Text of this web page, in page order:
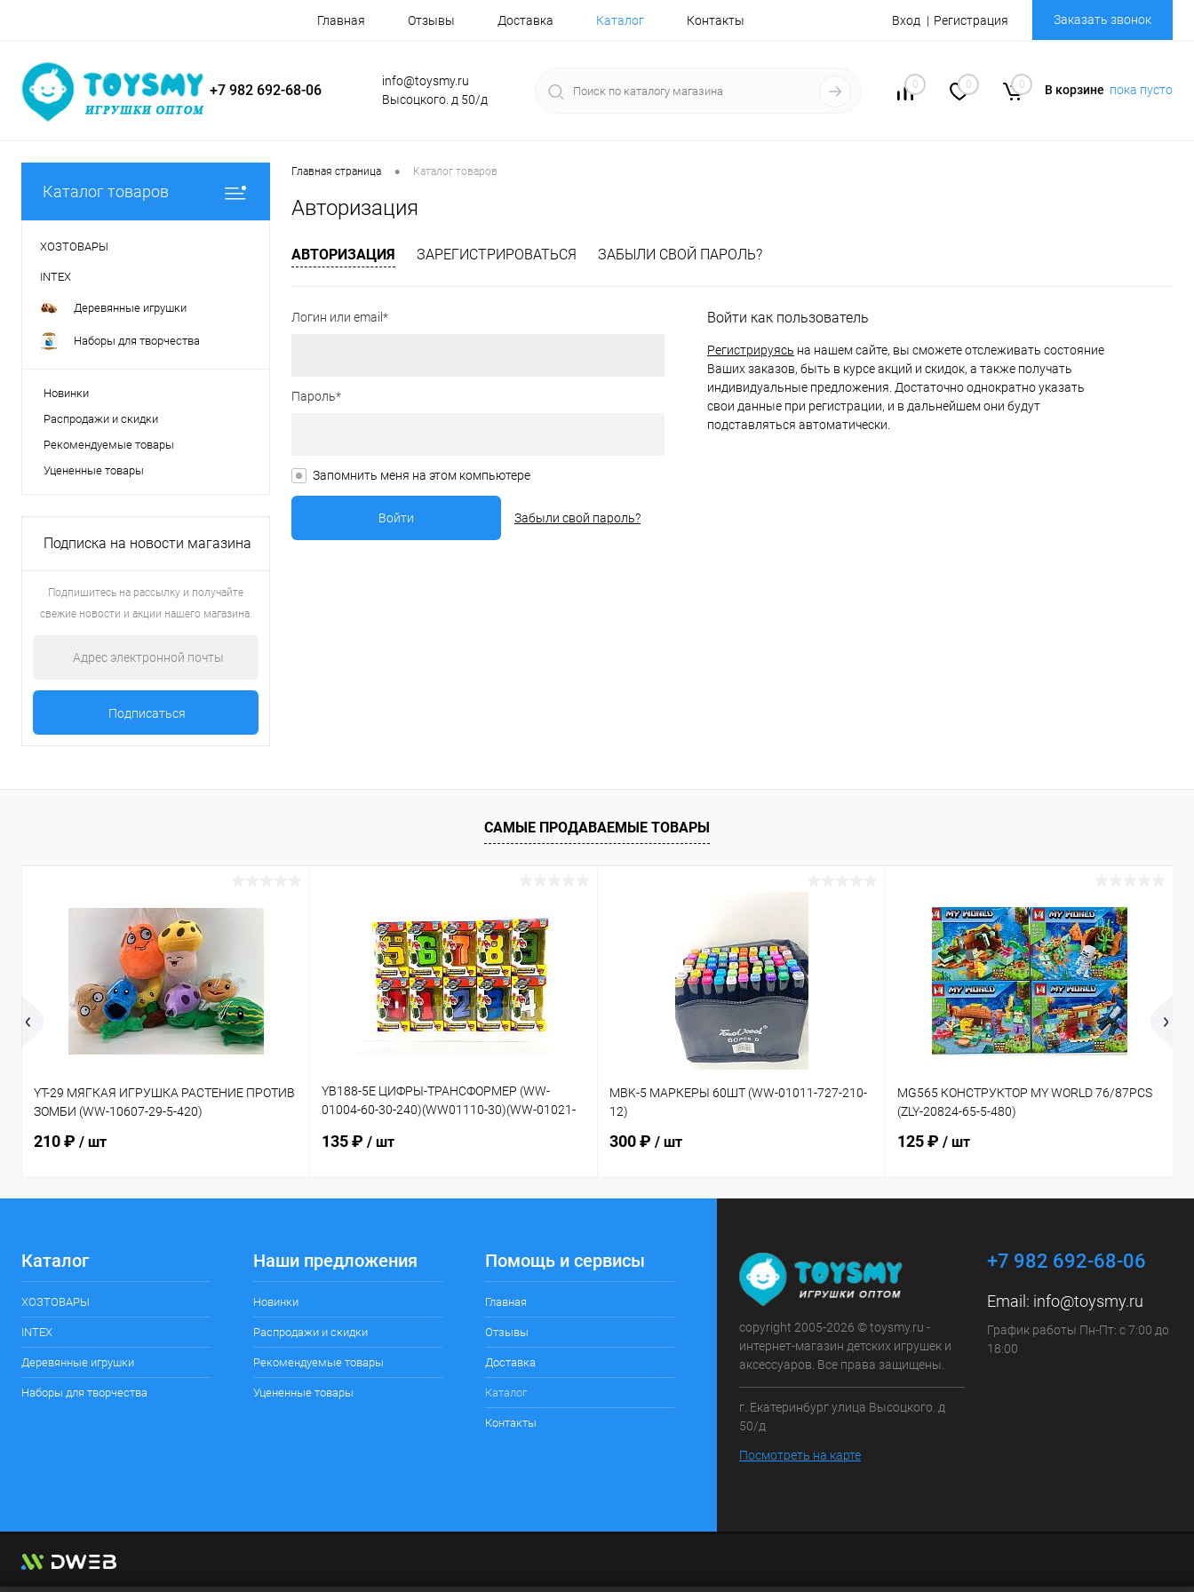
Главная Отзывы Доставка Каталог Контакты Вход Регистрация Заказать звонок
+7 982 692-68-06
info@toysmy.ru
Высоцкого. д 50/д
0 0 0 В корзине пока пусто
Каталог товаров
ХОЗТОВАРЫ
INTEX
Деревянные игрушки
Наборы для творчества
Новинки
Распродажи и скидки
Рекомендуемые товары
Уцененные товары
Подписка на новости магазина
Подпишитесь на рассылку и получайте
свежие новости и акции нашего магазина.
Главная страница • Каталог товаров
Авторизация
АВТОРИЗАЦИЯ ЗАРЕГИСТРИРОВАТЬСЯ ЗАБЫЛИ СВОЙ ПАРОЛЬ?
Логин или email*
Пароль*
Запомнить меня на этом компьютере
Забыли свой пароль?
Войти как пользователь
Регистрируясь на нашем сайте, вы сможете отслеживать состояние
Ваших заказов, быть в курсе акций и скидок, а также получать
индивидуальные предложения. Достаточно однократно указать
свои данные при регистрации, и в дальнейшем они будут
подставляться автоматически.
САМЫЕ ПРОДАВАЕМЫЕ ТОВАРЫ
YT-29 МЯГКАЯ ИГРУШКА РАСТЕНИЕ ПРОТИВ
ЗОМБИ (WW-10607-29-5-420)
210 ₽ / шт
YB188-5E ЦИФРЫ-ТРАНСФОРМЕР (WW-
01004-60-30-240)(WW01110-30)(WW-01021-
135 ₽ / шт
MBK-5 МАРКЕРЫ 60ШТ (WW-01011-727-210-
12)
300 ₽ / шт
MG565 КОНСТРУКТОР MY WORLD 76/87PCS
(ZLY-20824-65-5-480)
125 ₽ / шт
Каталог
ХОЗТОВАРЫ
INTEX
Деревянные игрушки
Наборы для творчества
Наши предложения
Новинки
Распродажи и скидки
Рекомендуемые товары
Уцененные товары
Помощь и сервисы
Главная
Отзывы
Доставка
Каталог
Контакты
copyright 2005-2026 © toysmy.ru -
интернет-магазин детских игрушек и
аксессуаров. Все права защищены.
г. Екатеринбург улица Высоцкого. д
50/д
Посмотреть на карте
+7 982 692-68-06
Email: info@toysmy.ru
График работы Пн-Пт: с 7:00 до
18:00